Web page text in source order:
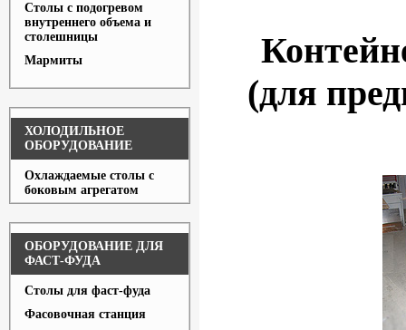
Столы с подогревом
внутреннего объема и
столешницы
Мармиты
ХОЛОДИЛЬНОЕ
ОБОРУДОВАНИЕ
Охлаждаемые столы с
боковым агрегатом
ОБОРУДОВАНИЕ ДЛЯ
ФАСТ-ФУДА
Столы для фаст-фуда
Фасовочная станция
(для